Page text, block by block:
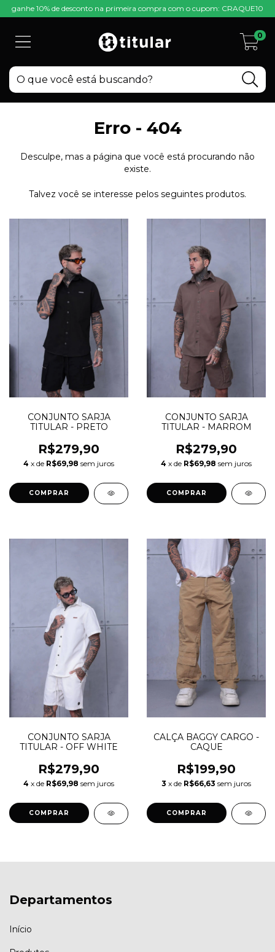
ganhe 10% de desconto na primeira compra com o cupom: CRAQUE10
0
Erro - 404
Desculpe, mas a página que você está procurando não
existe.
Talvez você se interesse pelos seguintes produtos.
CONJUNTO SARJA
TITULAR - PRETO
R$279,90
4 x de R$69,98 sem juros
COMPRAR
CONJUNTO SARJA
TITULAR - MARROM
R$279,90
4 x de R$69,98 sem juros
COMPRAR
CONJUNTO SARJA
TITULAR - OFF WHITE
R$279,90
4 x de R$69,98 sem juros
COMPRAR
CALÇA BAGGY CARGO -
CAQUE
R$199,90
3 x de R$66,63 sem juros
COMPRAR
Departamentos
Início